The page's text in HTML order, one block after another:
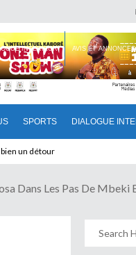
SPORTS DIALOGUE
INTERIEUR AVIS ET ANNONCES
Dans Les Pas De Mbeki